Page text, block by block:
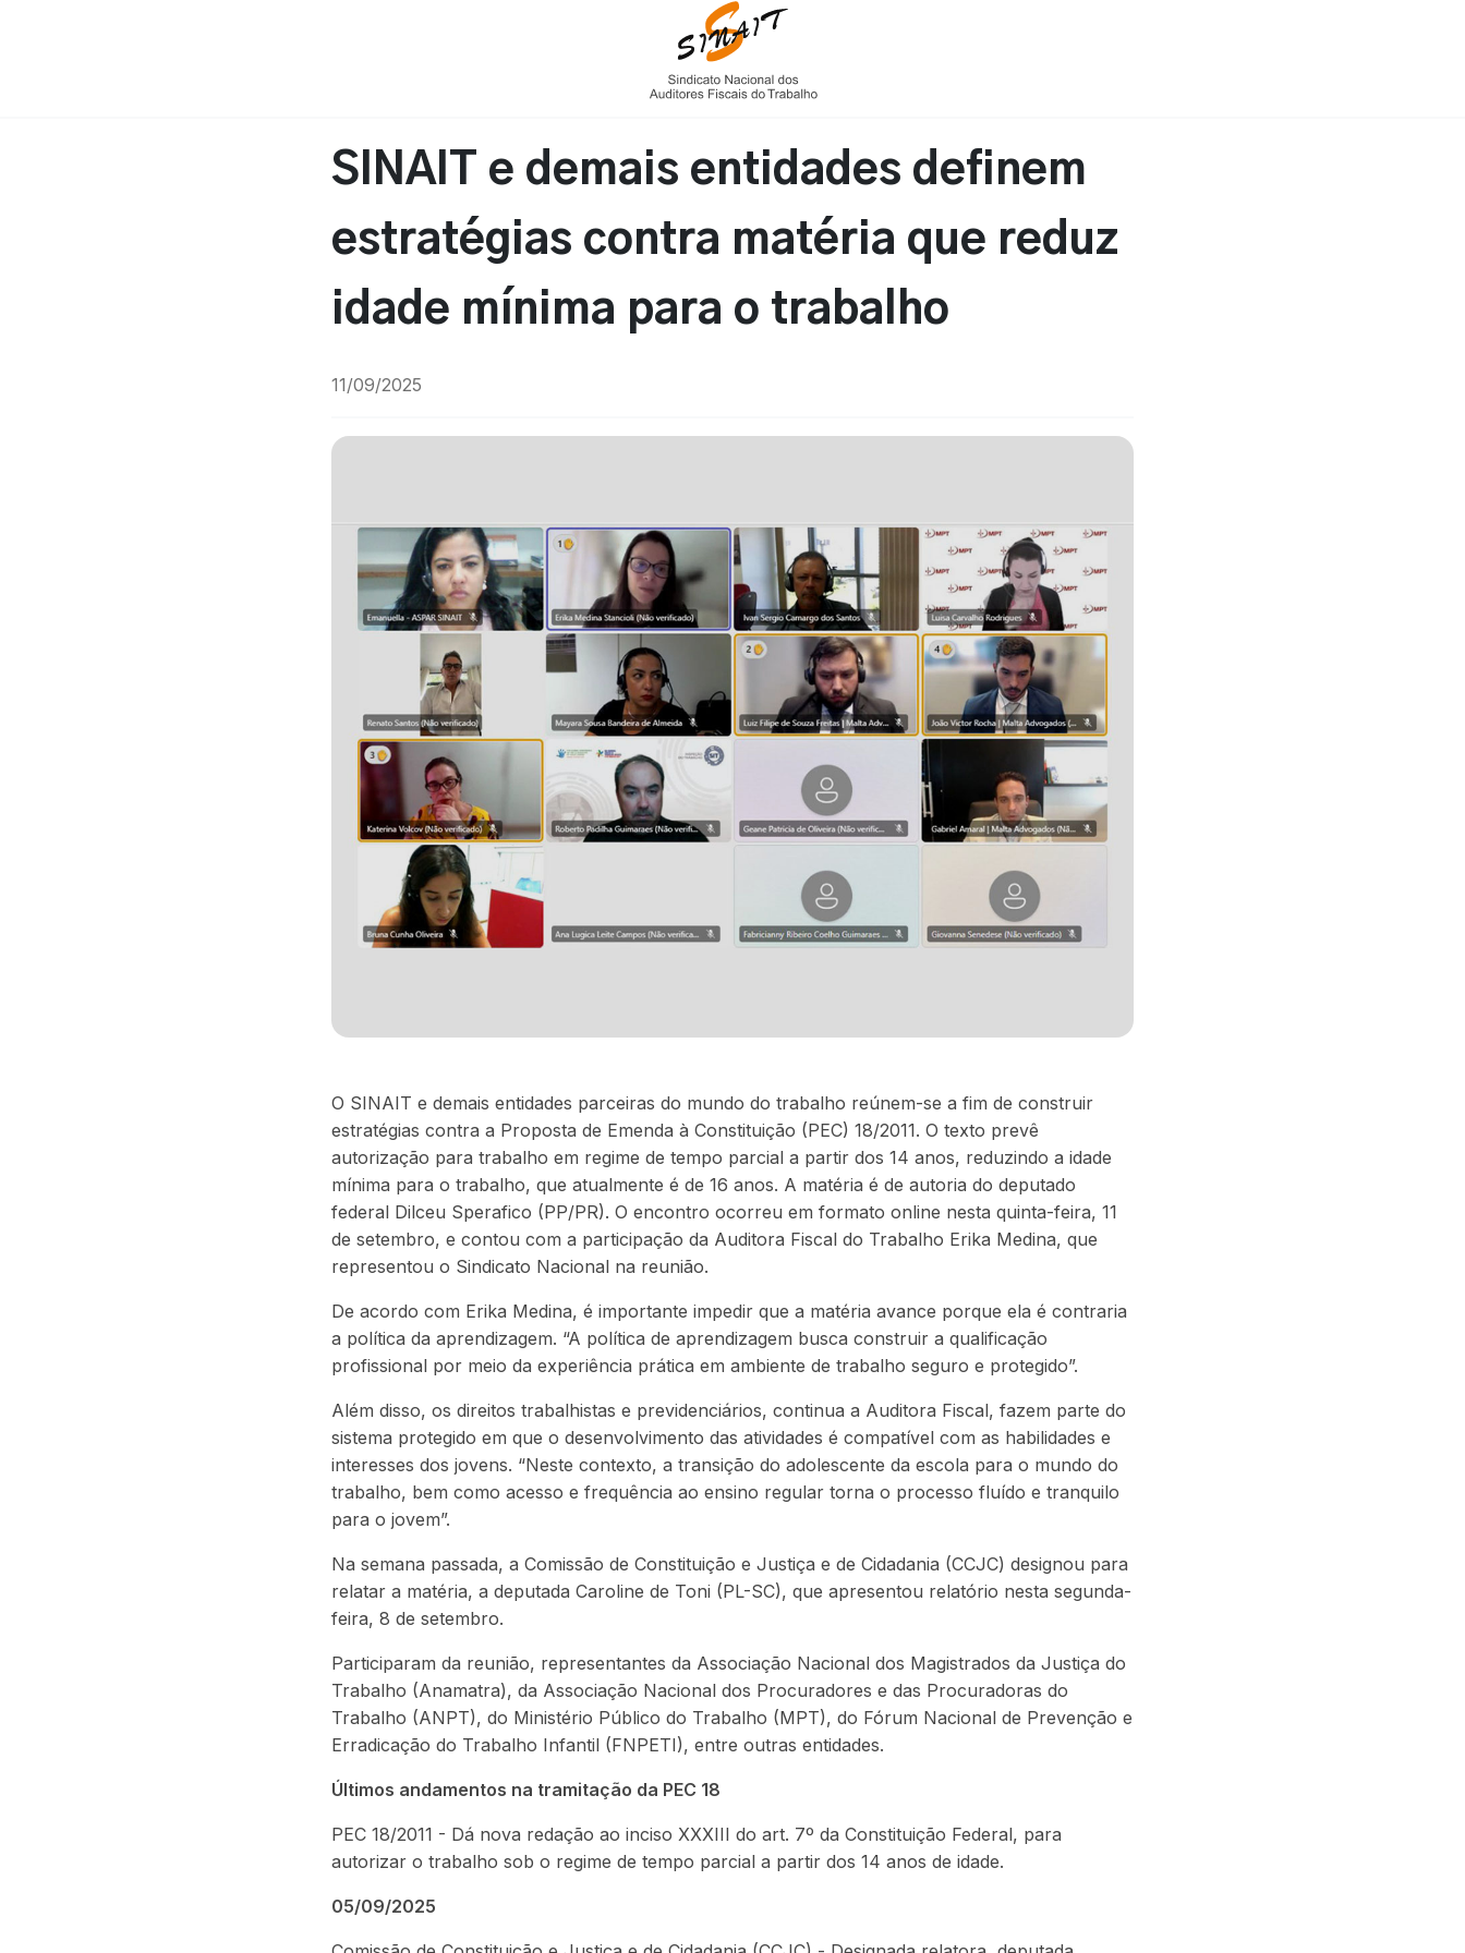
SINAIT e demais entidades definem
estratégias contra matéria que reduz
idade mínima para o trabalho
11/09/2025
O SINAIT e demais entidades parceiras do mundo do trabalho reúnem-se a fim de construir
estratégias contra a Proposta de Emenda à Constituição (PEC) 18/2011. O texto prevê
autorização para trabalho em regime de tempo parcial a partir dos 14 anos, reduzindo a idade
mínima para o trabalho, que atualmente é de 16 anos. A matéria é de autoria do deputado
federal Dilceu Sperafico (PP/PR). O encontro ocorreu em formato online nesta quinta-feira, 11
de setembro, e contou com a participação da Auditora Fiscal do Trabalho Erika Medina, que
representou o Sindicato Nacional na reunião.
De acordo com Erika Medina, é importante impedir que a matéria avance porque ela é contraria
a política da aprendizagem. “A política de aprendizagem busca construir a qualificação
profissional por meio da experiência prática em ambiente de trabalho seguro e protegido”.
Além disso, os direitos trabalhistas e previdenciários, continua a Auditora Fiscal, fazem parte do
sistema protegido em que o desenvolvimento das atividades é compatível com as habilidades e
interesses dos jovens. “Neste contexto, a transição do adolescente da escola para o mundo do
trabalho, bem como acesso e frequência ao ensino regular torna o processo fluído e tranquilo
para o jovem”.
Na semana passada, a Comissão de Constituição e Justiça e de Cidadania (CCJC) designou para
relatar a matéria, a deputada Caroline de Toni (PL-SC), que apresentou relatório nesta segunda-
feira, 8 de setembro.
Participaram da reunião, representantes da Associação Nacional dos Magistrados da Justiça do
Trabalho (Anamatra), da Associação Nacional dos Procuradores e das Procuradoras do
Trabalho (ANPT), do Ministério Público do Trabalho (MPT), do Fórum Nacional de Prevenção e
Erradicação do Trabalho Infantil (FNPETI), entre outras entidades.
Últimos andamentos na tramitação da PEC 18
PEC 18/2011 - Dá nova redação ao inciso XXXIII do art. 7º da Constituição Federal, para
autorizar o trabalho sob o regime de tempo parcial a partir dos 14 anos de idade.
05/09/2025